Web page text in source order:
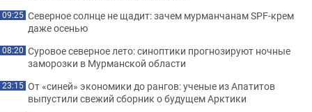
09:25 Северное солнце не щадит: зачем мурманчанам SPF-крем
даже осенью
08:20 Суровое северное лето: синоптики прогнозируют ночные
заморозки в Мурманской области
23:15 От «синей» экономики до рангов: ученые из Апатитов
выпустили свежий сборник о будущем Арктики